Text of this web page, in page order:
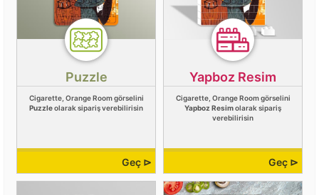
Puzzle
Cigarette, Orange Room görselini
Puzzleolarak sipariş verebilirisin
Geç ⊳
Yapboz Resim
Cigarette, Orange Room görselini
Yapboz Resimolarak sipariş
verebilirisin
Geç ⊳